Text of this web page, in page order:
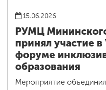
15.06.2026
РУМЦ
принял участие в
форуме
образования